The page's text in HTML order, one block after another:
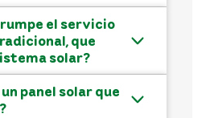
el servicio
que
solar?
un panel solar que